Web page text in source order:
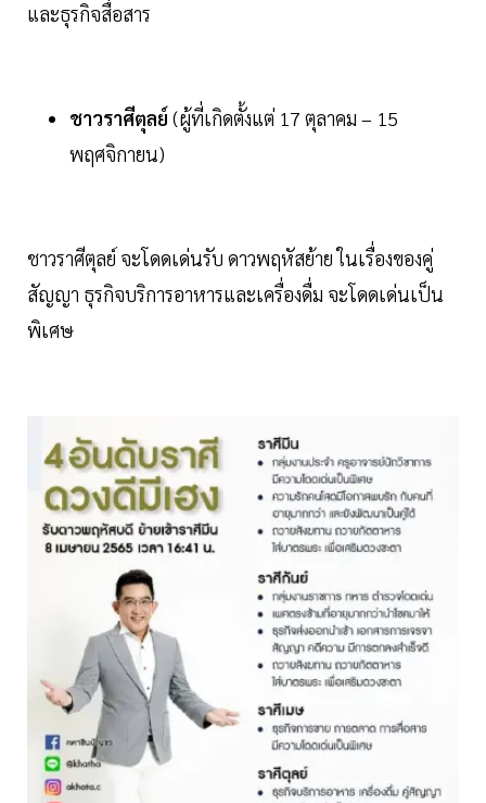
และธุรกิจสื่อสาร
ชาวราศีตุลย์ (ผู้ที่เกิดตั้งแต่ 17 ตุลาคม – 15
พฤศจิกายน)
ชาวราศีตุลย์ จะโดดเด่นรับ ดาวพฤหัสย้าย ในเรื่องของคู่
สัญญา ธุรกิจบริการอาหารและเครื่องดื่ม จะโดดเด่นเป็น
พิเศษ